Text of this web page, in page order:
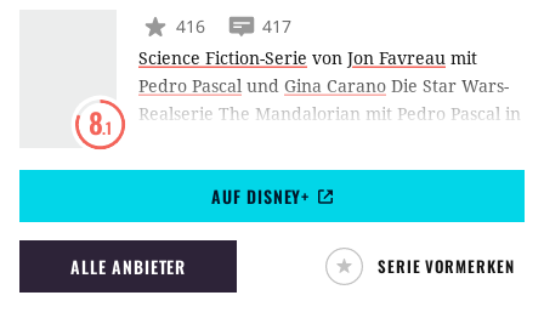
8.1
416
417
Science Fiction-Serie von Jon Favreau mit
Pedro Pascal und Gina Carano Die Star Wars-
Realserie The Mandalorian mit Pedro Pascal in
einsamen Revolverhelden, der am Rand der
Galaxis fünf Jahre nach den Ereignissen von
Die Rückkehr der Jedi-Ritter in ein
aufregendes Abenteuer verwickelt wird.
AUF DISNEY+
ALLE ANBIETER SERIE VORMERKEN